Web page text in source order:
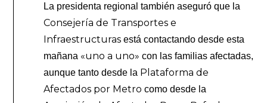
La presidenta regional también aseguró que la
Consejería de Transportes e
Infraestructuras está contactando desde esta
mañana «uno a uno» con las familias afectadas,
aunque tanto desde la Plataforma de
Afectados por Metro como desde la